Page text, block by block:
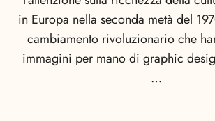
in Europa nella seconda metà del
cambiamento rivoluzionario che
immagini per mano di graphic
…